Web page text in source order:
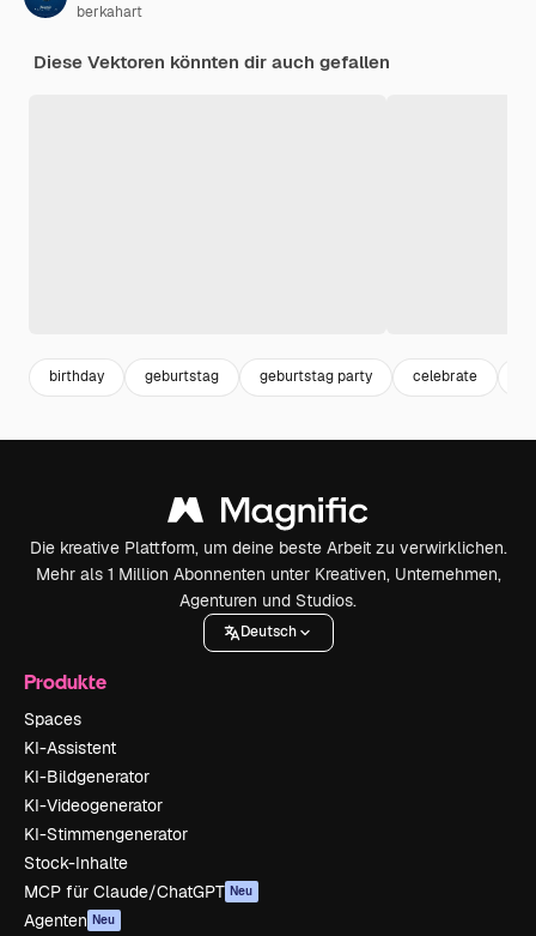
berkahart
Diese Vektoren könnten dir auch gefallen
birthday geburtstag geburtstag party celebrate
Die kreative Plattform, um deine beste Arbeit zu verwirklichen.
Mehr als 1 Million Abonnenten unter Kreativen, Unternehmen,
Agenturen und Studios.
Deutsch
Produkte
Spaces
KI-Assistent
KI-Bildgenerator
KI-Videogenerator
KI-Stimmengenerator
Stock-Inhalte
MCP für Claude/ChatGPT Neu
Agenten Neu